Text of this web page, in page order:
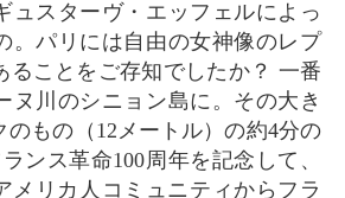
ュスターヴ・エッフェルによっ
。パリには自由の女神像のレプ
ることをご存知でしたか？ 一番
ヌ川のシニョン島に。その大き
のもの（12メートル）の約4分の
ンス革命100周年を記念して、
メリカ人コミュニティからフラ